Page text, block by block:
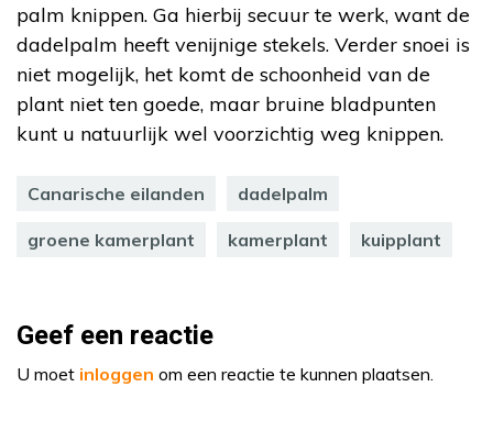
palm knippen. Ga hierbij secuur te werk, want de
dadelpalm heeft venijnige stekels. Verder snoei is
niet mogelijk, het komt de schoonheid van de
plant niet ten goede, maar bruine bladpunten
kunt u natuurlijk wel voorzichtig weg knippen.
Canarische eilanden dadelpalm
groene kamerplant kamerplant kuipplant
Geef een reactie
U moet inloggen om een reactie te kunnen plaatsen.